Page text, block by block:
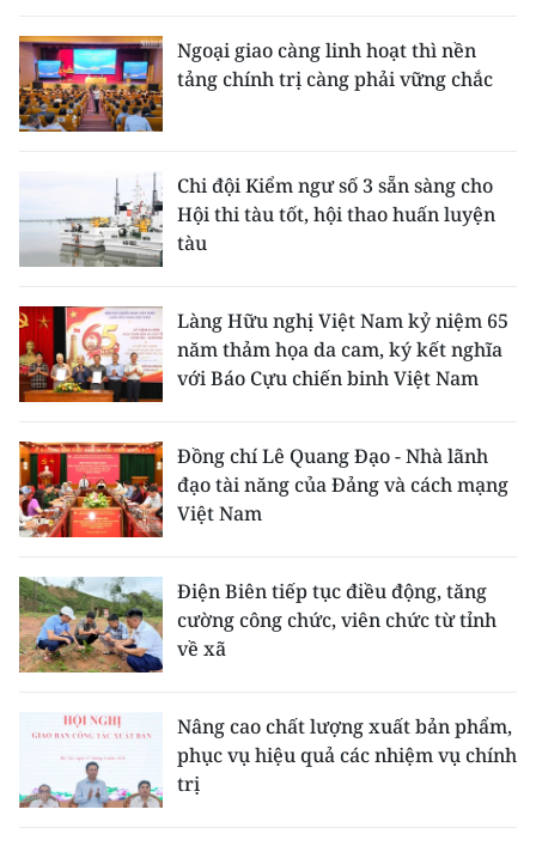
Ngoại giao càng linh hoạt thì nền
tảng chính trị càng phải vững chắc
Chi đội Kiểm ngư số 3 sẵn sàng cho
Hội thi tàu tốt, hội thao huấn luyện
tàu
Làng Hữu nghị Việt Nam kỷ niệm 65
năm thảm họa da cam, ký kết nghĩa
với Báo Cựu chiến binh Việt Nam
Đồng chí Lê Quang Đạo - Nhà lãnh
đạo tài năng của Đảng và cách mạng
Việt Nam
Điện Biên tiếp tục điều động, tăng
cường công chức, viên chức từ tỉnh
về xã
Nâng cao chất lượng xuất bản phẩm,
phục vụ hiệu quả các nhiệm vụ chính
trị